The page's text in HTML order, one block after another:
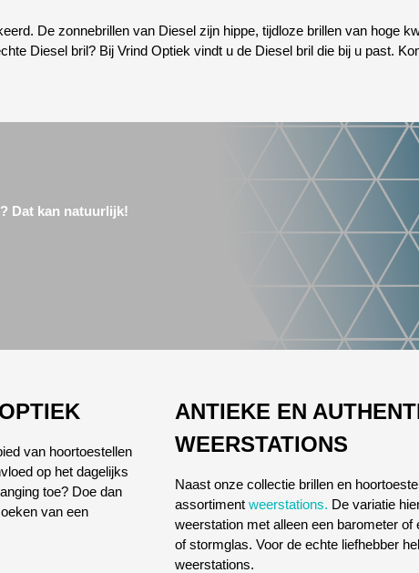
De zonnebrillen van Diesel zijn hippe, tijdloze brillen van hoge
Diesel bril? Bij Vrind Optiek vindt u de Diesel bril die bij u past.
Dat kan natuurlijk!
van hoortoestellen
op het dagelijks
toe? Doe dan
van een
ANTIEKE EN
WEERSTATIONS
Naast onze collectie brillen en
assortiment weerstations. De variatie
weerstation met alleen een barometer
of stormglas. Voor de echte liefhebber
weerstations.